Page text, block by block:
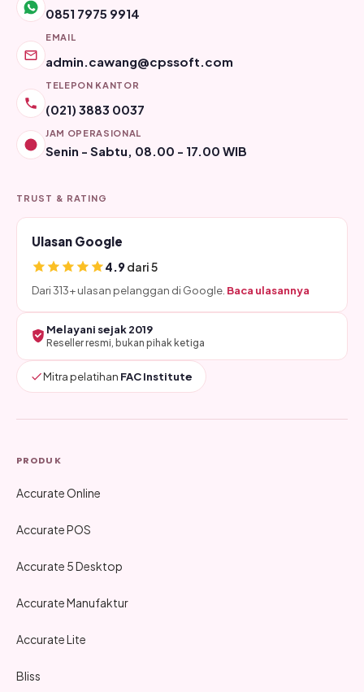
0851 7975 9914
EMAIL
admin.cawang@cpssoft.com
TELEPON KANTOR
(021) 3883 0037
JAM OPERASIONAL
Senin - Sabtu, 08.00 - 17.00 WIB
TRUST & RATING
Ulasan Google
4.9dari 5
Dari 313+ ulasan pelanggan di Google. Baca ulasannya
Melayani sejak 2019
Reseller resmi, bukan pihak ketiga
Mitra pelatihan FAC Institute
PRODUK
Accurate Online
Accurate POS
Accurate 5 Desktop
Accurate Manufaktur
Accurate Lite
Bliss